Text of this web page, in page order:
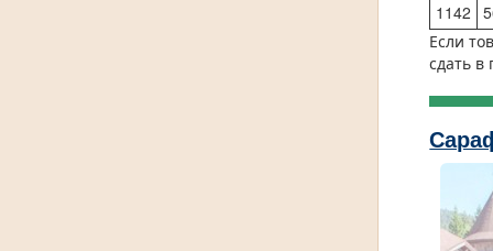
1142
Если
сдать